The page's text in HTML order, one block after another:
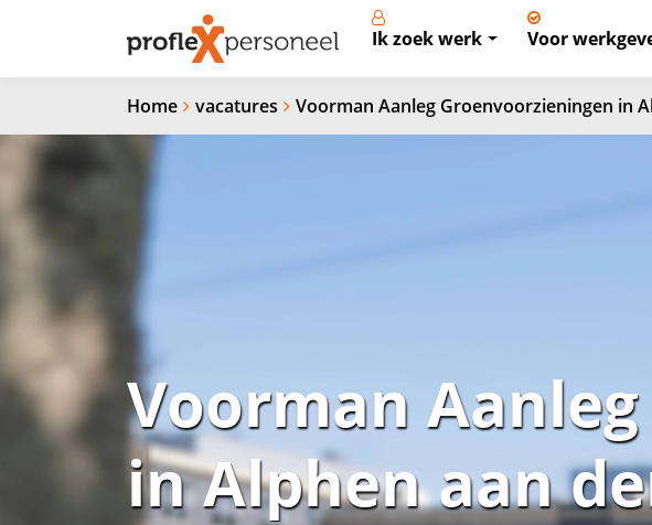
Ik zoek werk Voor
Home vacatures Voorman Aanleg Groenvoorzieningen in
Voorman
in Alphen aan